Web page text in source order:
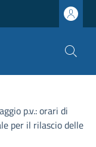
p.v.: orari di
per il rilascio delle